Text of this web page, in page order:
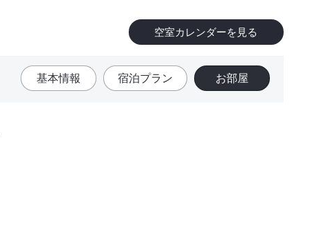
基本情報 宿泊プラン お部屋
空室カレンダーを見る